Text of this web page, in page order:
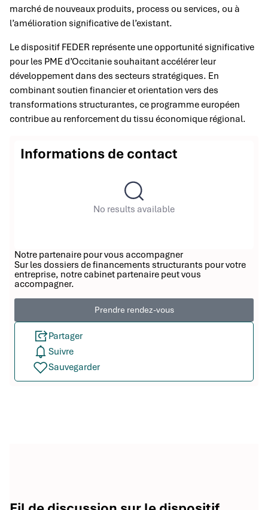
marché de nouveaux produits, process ou services, ou à
l’amélioration significative de l’existant.
Le dispositif FEDER représente une opportunité significative
pour les PME d’Occitanie souhaitant accélérer leur
développement dans des secteurs stratégiques. En
combinant soutien financier et orientation vers des
transformations structurantes, ce programme européen
contribue au renforcement du tissu économique régional.
Informations de contact
No results available
Notre partenaire pour vous accompagner
Sur les dossiers de financements structurants pour votre
entreprise, notre cabinet partenaire peut vous
accompagner.
Prendre rendez-vous
Partager
Suivre
Sauvegarder